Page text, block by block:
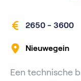
2650 - 3600
Nieuwegein
Een technische